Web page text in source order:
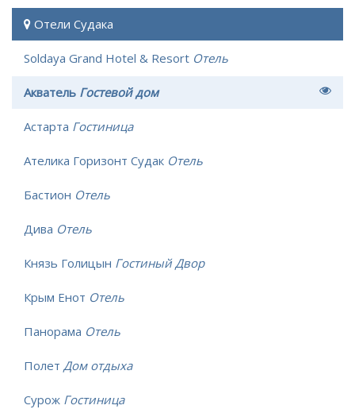
Отели Судака
Soldaya Grand Hotel & Resort Отель
Акватель Гостевой дом
Астарта Гостиница
Ателика Горизонт Судак Отель
Бастион Отель
Дива Отель
Князь Голицын Гостиный Двор
Крым Енот Отель
Панорама Отель
Полет Дом отдыха
Сурож Гостиница